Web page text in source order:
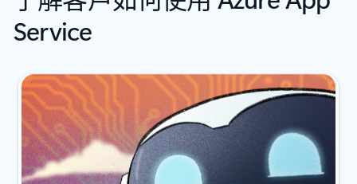
Service
投影片 {0} {1} 指示器